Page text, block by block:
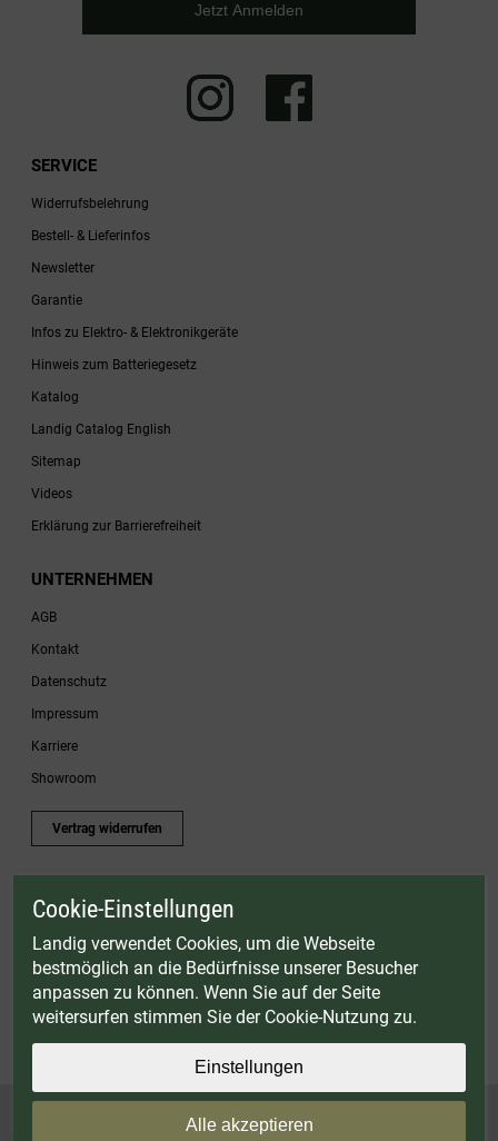
Jetzt Anmelden
SERVICE
Widerrufsbelehrung
Bestell- & Lieferinfos
Newsletter
Garantie
Infos zu Elektro- & Elektronikgeräte
Hinweis zum Batteriegesetz
Katalog
Landig Catalog English
Sitemap
Videos
Erklärung zur Barrierefreiheit
UNTERNEHMEN
AGB
Kontakt
Datenschutz
Impressum
Karriere
Showroom
Vertrag widerrufen
* Gültig bis einschließlich 17.08.2026. Keine Barauszahlung möglich. Nicht mit
Zubehörartikel. Nicht einlösbar auf bereits rabattierte Sets.
© Landig 1982-2026 (44 Jahre Qualität)
Alle Preise inkl. gesetzl. Mehrwertsteuer, zuzüglich Versandkosten
Weitere Marken oder Shops der Landig + Lava GmbH & Co. KG: LAVA - Vakuumiergeräte
DRY AGER - Reifeschränke|VIESSMANN - Kühlzellen
Cookie-Einstellungen
Landig verwendet Cookies, um die Webseite
bestmöglich an die Bedürfnisse unserer Besucher
anpassen zu können. Wenn Sie auf der Seite
weitersurfen stimmen Sie der Cookie-Nutzung zu.
Einstellungen
Alle akzeptieren